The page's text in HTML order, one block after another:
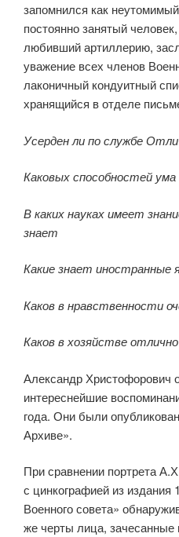
запомнился как
постоянно занятый
любивший артиллерию,
уважение всех членов
лаконичный кондуитный
хранящийся в отделе
Усерден ли по службе
Каковых способностей ума
В каких науках имеет
знает
Какие знает иностранные
Каков в нравственности
Каков в хозяйстве
Александр Христофорович
интереснейшие
года. Они были
Архиве».
При сравнении портрета
с цинкографией из издания
Военного совета»
же черты лица, зачесанные